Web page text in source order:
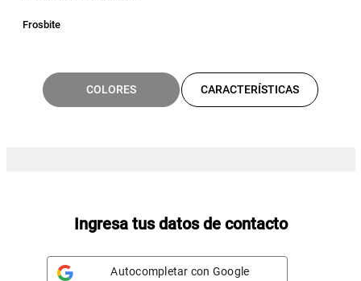
Frosbite
COLORES CARACTERÍSTICAS
Ingresa tus datos de contacto
Autocompletar con Google